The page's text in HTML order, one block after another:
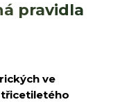
pravidla
ve